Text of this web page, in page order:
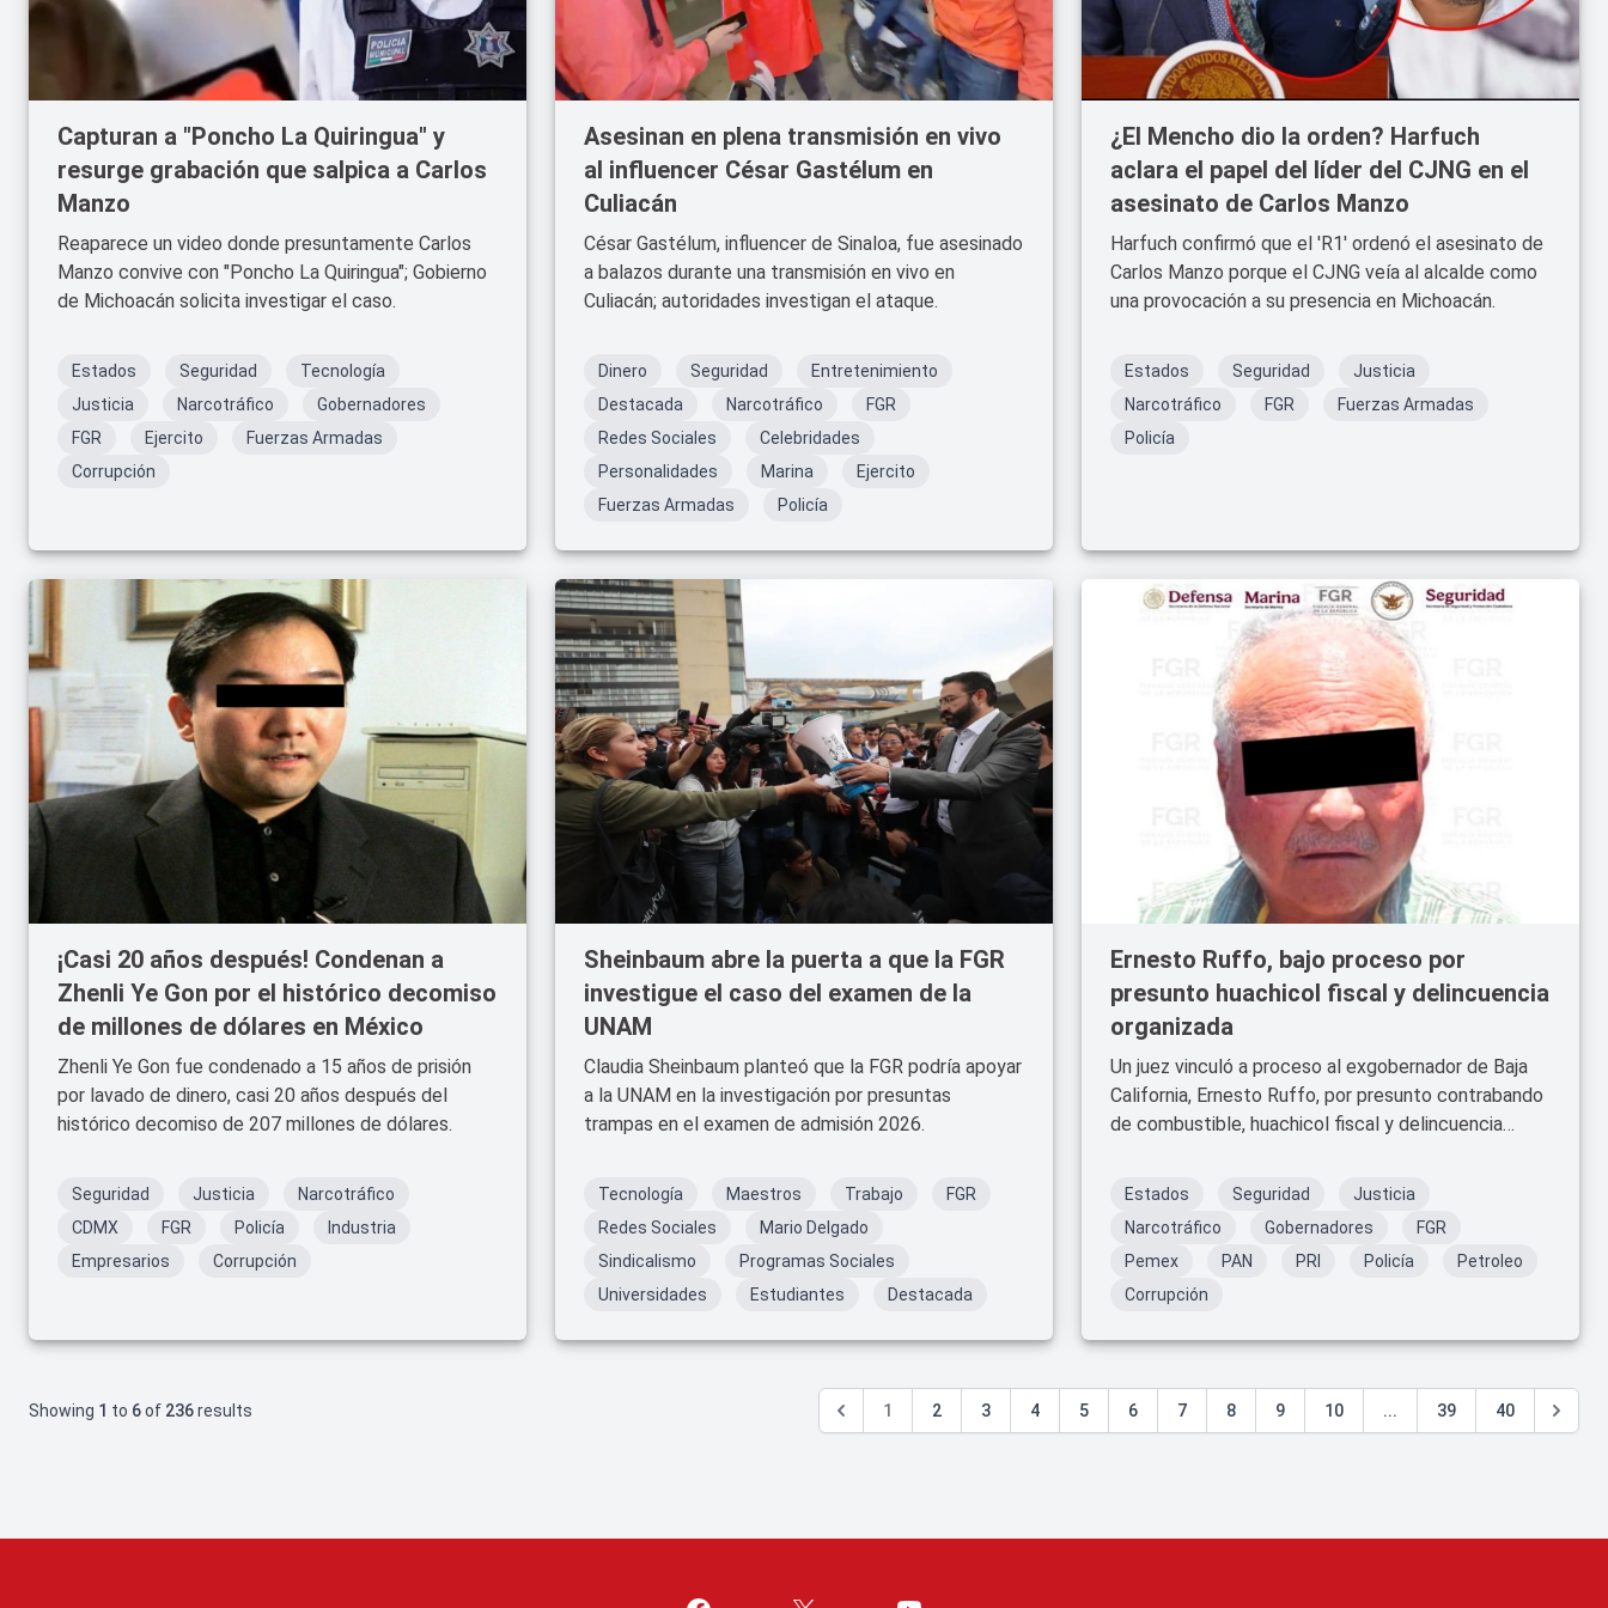
Capturan a "Poncho La Quiringua" y
resurge grabación que salpica a Carlos
Manzo
Reaparece un video donde presuntamente Carlos
Manzo convive con "Poncho La Quiringua"; Gobierno
de Michoacán solicita investigar el caso.
Estados Seguridad
Tecnología
Justicia
Narcotráfico
Gobernadores
FGR
Ejercito
Fuerzas Armadas
Corrupción
Asesinan en plena transmisión en vivo
al influencer César Gastélum en
Culiacán
César Gastélum, influencer de Sinaloa, fue asesinado
a balazos durante una transmisión en vivo en
Culiacán; autoridades investigan el ataque.
Dinero Seguridad
Entretenimiento
Destacada
Narcotráfico
FGR
Redes Sociales
Celebridades
Personalidades
Marina
Ejercito
Fuerzas Armadas
Policía
¿El Mencho dio la orden? Harfuch
aclara el papel del líder del CJNG en el
asesinato de Carlos Manzo
Harfuch confirmó que el 'R1' ordenó el asesinato de
Carlos Manzo porque el CJNG veía al alcalde como
una provocación a su presencia en Michoacán.
Estados Seguridad
Justicia
Narcotráfico
FGR
Fuerzas Armadas
Policía
¡Casi 20 años después! Condenan a
Zhenli Ye Gon por el histórico decomiso
de millones de dólares en México
Zhenli Ye Gon fue condenado a 15 años de prisión
por lavado de dinero, casi 20 años después del
histórico decomiso de 207 millones de dólares.
Seguridad Justicia
Narcotráfico
CDMX
FGR Policía
Industria
Empresarios
Corrupción
Sheinbaum abre la puerta a que la FGR
investigue el caso del examen de la
UNAM
Claudia Sheinbaum planteó que la FGR podría apoyar
a la UNAM en la investigación por presuntas
trampas en el examen de admisión 2026.
Tecnología Maestros Trabajo
FGR
Redes Sociales
Mario Delgado
Sindicalismo
Programas Sociales
Universidades
Estudiantes Destacada
Ernesto Ruffo, bajo proceso por
presunto huachicol fiscal y delincuencia
organizada
Un juez vinculó a proceso al exgobernador de Baja
California, Ernesto Ruffo, por presunto contrabando
de combustible, huachicol fiscal y delincuencia
Estados Seguridad
Justicia
Narcotráfico
Gobernadores
FGR
Pemex
PAN PRI Policía
Petroleo
Corrupción
Showing 1 to 6of 236results 1 2 3 4 5 6 7 8 9 10 ... 39 40